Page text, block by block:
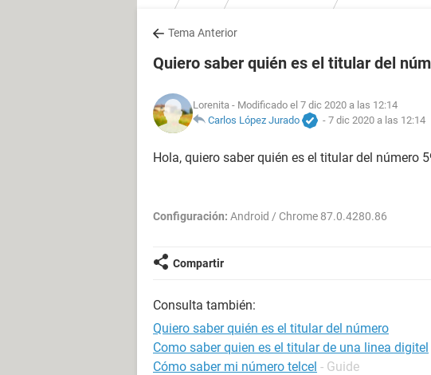
Tema Anterior
Quiero saber quién es el titular del
Lorenita - Modificado el 7 dic 2020 a las 12:14
Carlos López Jurado
- 7 dic 2020 a las 12:14
Hola, quiero saber quién es el titular del número
Configuración: Android / Chrome 87.0.4280.86
Compartir
Consulta también:
Quiero saber quién es el titular del número
Como saber quien es el titular de una linea digitel
Cómo saber mi número telcel - Guide